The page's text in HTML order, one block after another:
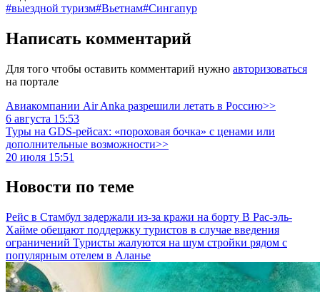
#выездной туризм#Вьетнам#Сингапур
Написать комментарий
Для того чтобы оставить комментарий нужно авторизоваться
на портале
Авиакомпании Air Anka разрешили летать в Россию>>
6 августа 15:53
Туры на GDS-рейсах: «пороховая бочка» с ценами или
дополнительные возможности>>
20 июля 15:51
Новости по теме
Рейс в Стамбул задержали из-за кражи на борту В Рас-эль-
Хайме обещают поддержку туристов в случае введения
ограничений Туристы жалуются на шум стройки рядом с
популярным отелем в Аланье